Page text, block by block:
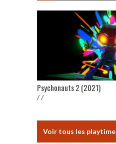
Psychonauts 2 (2021)
/ /
Voir tous les playtime